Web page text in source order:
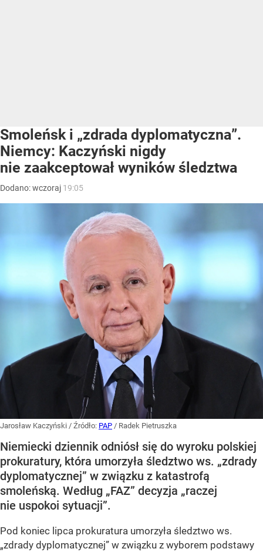
Smoleńsk i „zdrada dyplomatyczna”.
Niemcy: Kaczyński nigdy
nie zaakceptował wyników śledztwa
Dodano:wczoraj 19:05
Jarosław Kaczyński / Źródło: PAP / Radek Pietruszka
Niemiecki dziennik odniósł się do wyroku polskiej
prokuratury, która umorzyła śledztwo ws. „zdrady
dyplomatycznej” w związku z katastrofą
smoleńską. Według „FAZ” decyzja „raczej
nie uspokoi sytuacji”.
Pod koniec lipca prokuratura umorzyła śledztwo ws.
„zdrady dyplomatycznej” w związku z wyborem podstawy